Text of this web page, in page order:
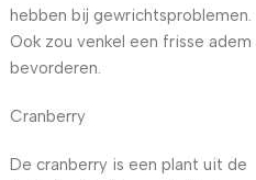
hebben bij gewrichtsproblemen.
Ook zou venkel een frisse adem
bevorderen.
Cranberry
De cranberry is een plant uit de